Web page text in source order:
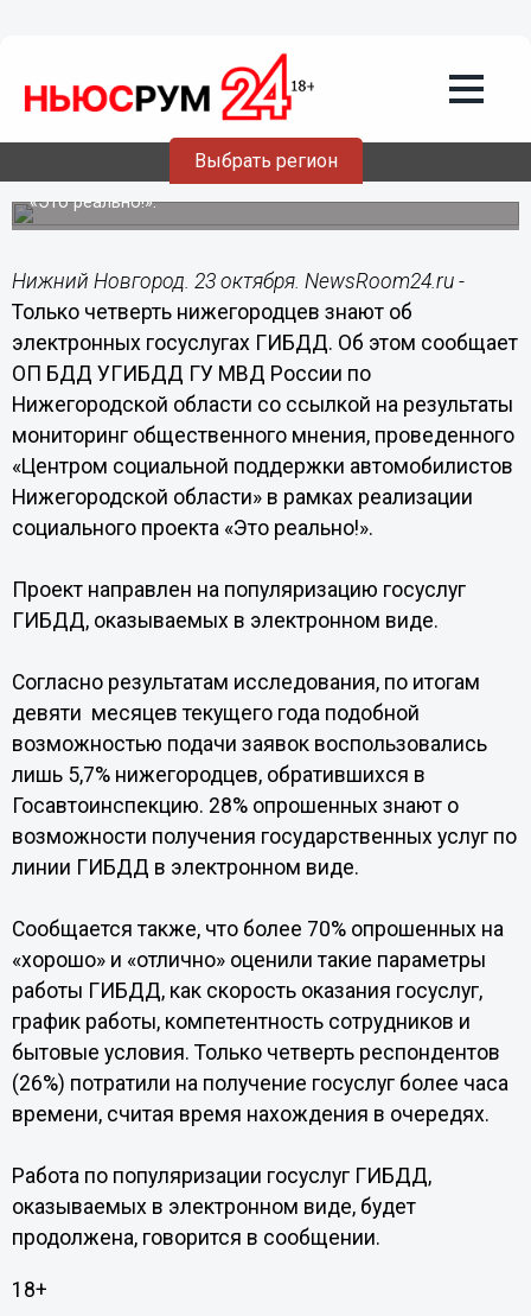
Выбрать регион
Только четверть нижегородцев знают
об электронных госуслугах ГИБДД, -
Нижегородская Госавтоинспекция подвела
промежуточные итоги реализации социального проекта
«Это реально!».
Нижний Новгород. 23 октября. NewsRoom24.ru -
Только четверть нижегородцев знают об
электронных госуслугах ГИБДД. Об этом сообщает
ОП БДД УГИБДД ГУ МВД России по
Нижегородской области со ссылкой на результаты
мониторинг общественного мнения, проведенного
«Центром социальной поддержки автомобилистов
Нижегородской области» в рамках реализации
социального проекта «Это реально!».
Проект направлен на популяризацию госуслуг
ГИБДД, оказываемых в электронном виде.
Согласно результатам исследования, по итогам
девяти месяцев текущего года подобной
возможностью подачи заявок воспользовались
лишь 5,7% нижегородцев, обратившихся в
Госавтоинспекцию. 28% опрошенных знают о
возможности получения государственных услуг по
линии ГИБДД в электронном виде.
Сообщается также, что более 70% опрошенных на
«хорошо» и «отлично» оценили такие параметры
работы ГИБДД, как скорость оказания госуслуг,
график работы, компетентность сотрудников и
бытовые условия. Только четверть респондентов
(26%) потратили на получение госуслуг более часа
времени, считая время нахождения в очередях.
Работа по популяризации госуслуг ГИБДД,
оказываемых в электронном виде, будет
продолжена, говорится в сообщении.
18+